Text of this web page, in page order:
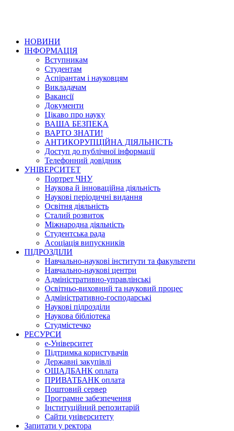
НОВИНИ
ІНФОРМАЦІЯ
Вступникам
Студентам
Аспірантам і науковцям
Викладачам
Вакансії
Документи
Цікаво про науку
ВАША БЕЗПЕКА
ВАРТО ЗНАТИ!
АНТИКОРУПЦІЙНА ДІЯЛЬНІСТЬ
Доступ до публічної інформації
Телефонний довідник
УНІВЕРСИТЕТ
Портрет ЧНУ
Наукова й інноваційна діяльність
Наукові періодичні видання
Освітня діяльність
Сталий розвиток
Міжнародна діяльність
Студентська рада
Асоціація випускників
ПІДРОЗДІЛИ
Навчально-наукові інститути та факультети
Навчально-наукові центри
Адміністративно-управлінські
Освітньо-виховний та науковий процес
Адміністративно-господарські
Наукові підрозділи
Наукова бібліотека
Студмістечко
РЕСУРСИ
е-Університет
Підтримка користувачів
Державні закупівлі
ОЩАДБАНК оплата
ПРИВАТБАНК оплата
Поштовий сервер
Програмне забезпечення
Інституційний репозитарій
Сайти університету
Запитати у ректора